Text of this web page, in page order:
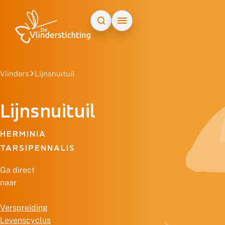
Vlinders Lijnsnuituil
Lijnsnuituil
HERMINIA
TARSIPENNALIS
Ga direct
naar
Verspreiding
Levenscyclus